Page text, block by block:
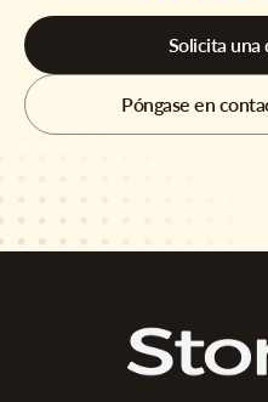
Solicita una
Póngase en